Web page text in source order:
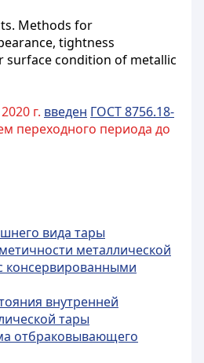
Methods for
tightness
surface condition of metallic
г. введен ГОСТ 8756.18-
переходного периода до
вида тары
металлической
консервированными
внутренней
тары
отбраковывающего